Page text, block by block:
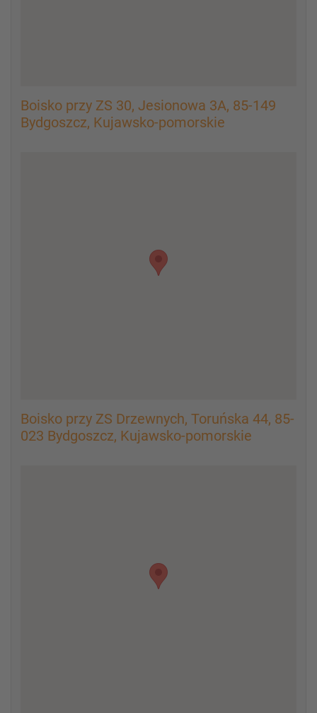
Boisko przy ZS 30, Jesionowa 3A, 85-149
Bydgoszcz, Kujawsko-pomorskie
Boisko przy ZS Drzewnych, Toruńska 44, 85-
023 Bydgoszcz, Kujawsko-pomorskie